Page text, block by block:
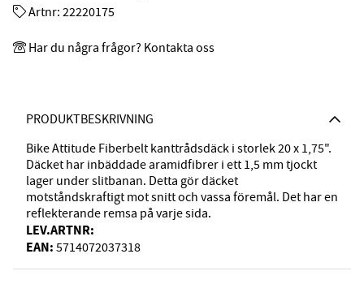
PRODUKTBESKRIVNING
Bike Attitude Fiberbelt kanttrådsdäck i storlek 20 x 1,75".
Däcket har inbäddade aramidfibrer i ett 1,5 mm tjockt
lager under slitbanan. Detta gör däcket
motståndskraftigt mot snitt och vassa föremål. Det har en
reflekterande remsa på varje sida.
LEV.ARTNR:
EAN: 5714072037318
Artnr: 22220175
Har du några frågor? Kontakta oss